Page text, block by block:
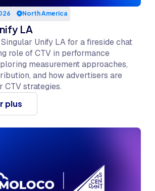
North America
LA
Unify LA for a fireside chat
role of CTV in performance
measurement approaches,
and how advertisers are
CTV strategies.
plus